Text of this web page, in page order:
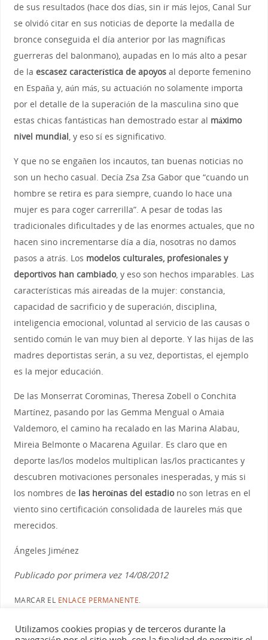
de sus resultados (hace dos días, sin ir más lejos, Canal Sur
se olvidó citar en sus noticias de deporte la medalla de
bronce conseguida el día anterior por las magníficas
guerreras del balonmano), aupadas en lo más alto a pesar
de la escasez característica de apoyosal deporte femenino
en España y, aún más, su actuación no solamente importa
por el detalle de la superación de la masculina sino que
estas chicas fantásticas han demostrado estar al máximo
nivel mundial , y eso sí es significativo.
Y que no se engañen los incautos, tan buenas noticias no
son un hecho casual. Decía Zsa Zsa Gabor que “cuando un
hombre se retira es para siempre, cuando lo hace una
mujer es para coger carrerilla”. A pesar de todas las
tradicionales dificultades y de las enormes actuales, que no
hacen sino incrementarse día a día, nosotras no damos
pasos a atrás. Los modelos culturales, profesionales y
deportivos han cambiado, y eso son hechos imparables. Las
características más aireadas de la mujer: constancia,
capacidad de sacrificio y de superación, disciplina,
inteligencia emocional, voluntad al servicio de las causas o
sentido común le van muy bien al deporte. Y las hijas de las
madres deportistas serán, a su vez, deportistas, el ejemplo
es la mejor educación.
De las Monserrat Corominas, Theresa Zobell o Conchita
Martínez, pasando por las Gemma Mengual o Amaia
Valdemoro, el camino ha recalado en las Marina Alabau,
Mireia Belmonte o Macarena Aguilar. Es claro que en
deporte las/los modelos multiplican las/los practicantes y
descubren motivaciones personales inesperadas, y más si
los nombres de las heroínas del estadiono son letras en el
viento sino certificación consolidada de laureles más que
merecidos.
Ángeles Jiménez
Publicado por primera vez 14/08/2012
MARCAR EL ENLACE PERMANENTE.
Utilizamos cookies propias y de terceros durante la